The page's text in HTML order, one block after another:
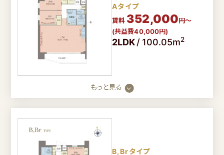
Aタイプ
賃料 352,000円～
(共益費40,000円)
2LDK/ 100.05m2
もっと見る
B,Brタイプ